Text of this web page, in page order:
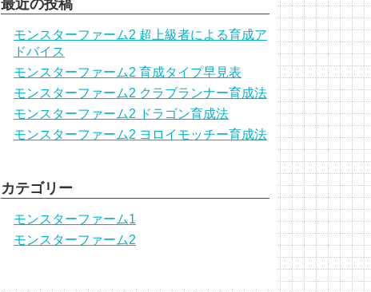
最近の投稿
モンスターファーム2 超上級者による育成ア
ドバイス
モンスターファーム2 育成タイプ早見表
モンスターファーム2 クラブランナー育成法
モンスターファーム2 ドラゴン育成法
モンスターファーム2 ヨロイモッチー育成法
カテゴリー
モンスターファーム1
モンスターファーム2